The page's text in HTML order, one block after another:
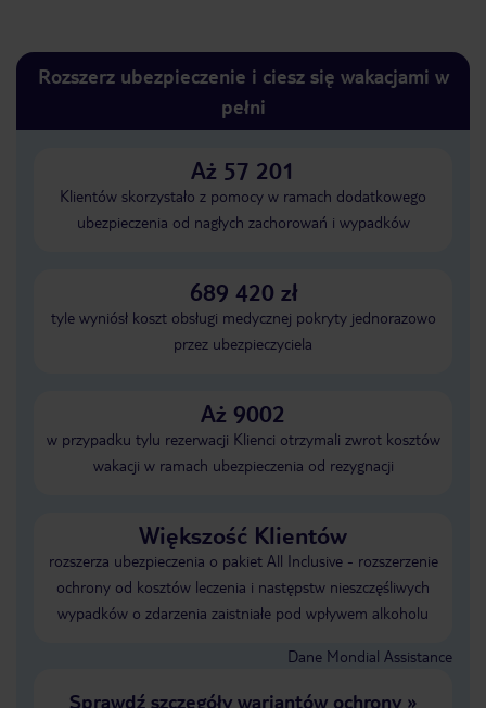
Rozszerz ubezpieczenie i ciesz się wakacjami w
pełni
Aż 57 201
Klientów skorzystało z pomocy w ramach dodatkowego
ubezpieczenia od nagłych zachorowań i wypadków
689 420 zł
tyle wyniósł koszt obsługi medycznej pokryty jednorazowo
przez ubezpieczyciela
Aż 9002
w przypadku tylu rezerwacji Klienci otrzymali zwrot kosztów
wakacji w ramach ubezpieczenia od rezygnacji
Większość Klientów
rozszerza ubezpieczenia o pakiet All Inclusive - rozszerzenie
ochrony od kosztów leczenia i następstw nieszczęśliwych
wypadków o zdarzenia zaistniałe pod wpływem alkoholu
Dane Mondial Assistance
Sprawdź szczegóły wariantów ochrony»